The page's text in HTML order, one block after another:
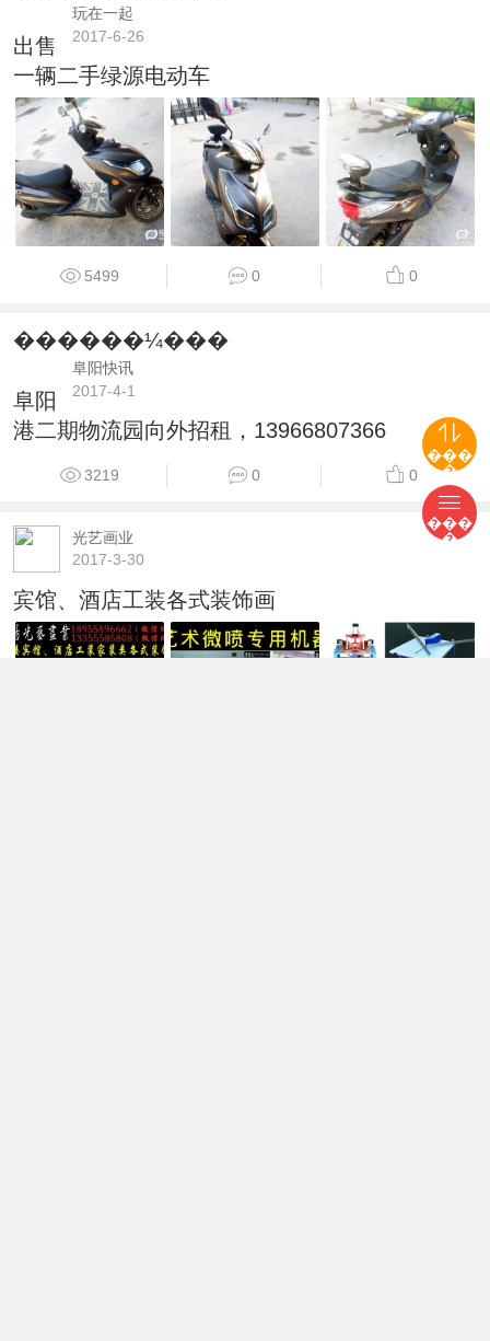
玩在一起
2017-6-26
出售
一辆二手绿源电动车
5499 0 0
������¼���
阜阳快讯
2017-4-1
阜阳
港二期物流园向外招租，13966807366
3219 0 0
光艺画业
2017-3-30
宾馆、酒店工装各式装饰画
���
�
���
�